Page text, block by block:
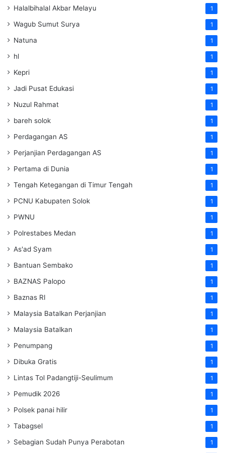
Halalbihalal Akbar Melayu 1
Wagub Sumut Surya 1
Natuna 1
hl 1
Kepri 1
Jadi Pusat Edukasi 1
Nuzul Rahmat 1
bareh solok 1
Perdagangan AS 1
Perjanjian Perdagangan AS 1
Pertama di Dunia 1
Tengah Ketegangan di Timur Tengah 1
PCNU Kabupaten Solok 1
PWNU 1
Polrestabes Medan 1
As'ad Syam 1
Bantuan Sembako 1
BAZNAS Palopo 1
Baznas RI 1
Malaysia Batalkan Perjanjian 1
Malaysia Batalkan 1
Penumpang 1
Dibuka Gratis 1
Lintas Tol Padangtiji-Seulimum 1
Pemudik 2026 1
Polsek panai hilir 1
Tabagsel 1
Sebagian Sudah Punya Perabotan 1